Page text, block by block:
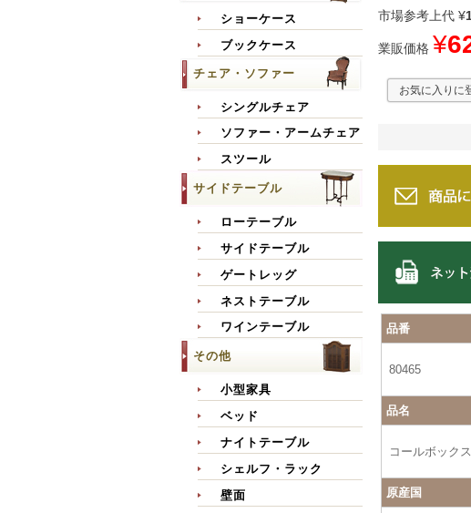
ショーケース
ブックケース
チェア・ソファー
シングルチェア
ソファー・アームチェア
スツール
サイドテーブル
ローテーブル
サイドテーブル
ゲートレッグ
ネストテーブル
ワインテーブル
その他
小型家具
ベッド
ナイトテーブル
シェルフ・ラック
壁面
市場参考上代 ¥
業販価格 ¥
お気に入りに
品番
80465
品名
コールボックス
原産国